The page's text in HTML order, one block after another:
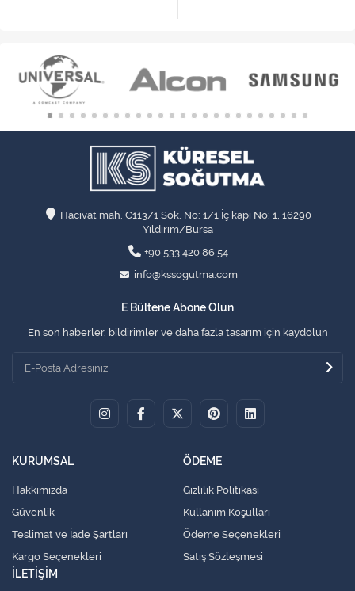
Hacıvat mah. C113/1 Sok. No: 1/1 İç kapı No: 1, 16290
Yıldırım/Bursa
+90 533 420 86 54
info@kssogutma.com
E Bültene Abone Olun
En son haberler, bildirimler ve daha fazla tasarım için kaydolun
KURUMSAL
Hakkımızda
Güvenlik
Teslimat ve İade Şartları
Kargo Seçenekleri
ÖDEME
Gizlilik Politikası
Kullanım Koşulları
Ödeme Seçenekleri
Satış Sözleşmesi
İLETİŞİM